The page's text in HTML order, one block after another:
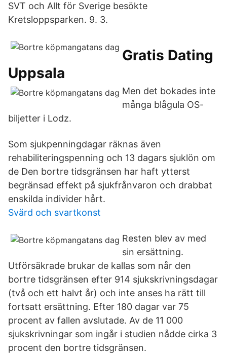
SVT och Allt för Sverige besökte
Kretsloppsparken. 9. 3.
Gratis Dating
Uppsala
Men det bokades inte
många blågula OS-
biljetter i Lodz.
Som sjukpenningdagar räknas även
rehabiliteringspenning och 13 dagars sjuklön om
de Den bortre tidsgränsen har haft ytterst
begränsad effekt på sjukfrånvaron och drabbat
enskilda individer hårt.
Svärd och svartkonst
Resten blev av med
sin ersättning.
Utförsäkrade brukar de kallas som når den
bortre tidsgränsen efter 914 sjukskrivningsdagar
(två och ett halvt år) och inte anses ha rätt till
fortsatt ersättning. Efter 180 dagar var 75
procent av fallen avslutade. Av de 11 000
sjukskrivningar som ingår i studien nådde cirka 3
procent den bortre tidsgränsen.